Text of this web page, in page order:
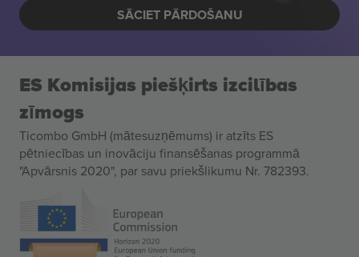
SĀCIET PĀRDOŠANU
ES Komisijas piešķirts izcilības
zīmogs
Ticombo GmbH (mātesuzņēmums) ir atzīts ES
pētniecības un inovāciju finansēšanas programmā
"Apvārsnis 2020", par savu priekšlikumu Nr. 782393.